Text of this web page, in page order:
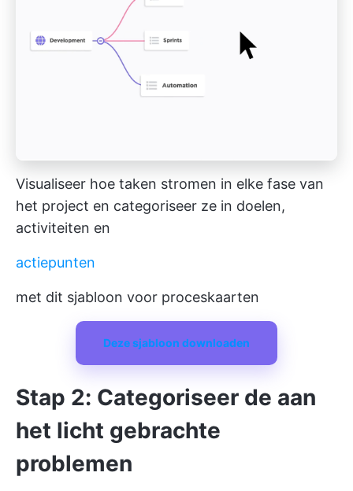
Visualiseer hoe taken stromen in elke fase van
het project en categoriseer ze in doelen,
activiteiten en
actiepunten
met dit sjabloon voor proceskaarten
Deze sjabloon downloaden
Stap 2: Categoriseer de aan
het licht gebrachte
problemen